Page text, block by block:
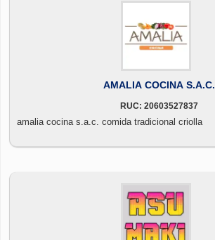
AMALIA COCINA S.A.C.
RUC: 20603527837
amalia cocina s.a.c. comida tradicional criolla